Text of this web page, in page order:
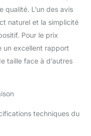
L’un des avis
naturel et la simplicité
Pour le prix
un excellent rapport
taille face à d’autres
techniques du